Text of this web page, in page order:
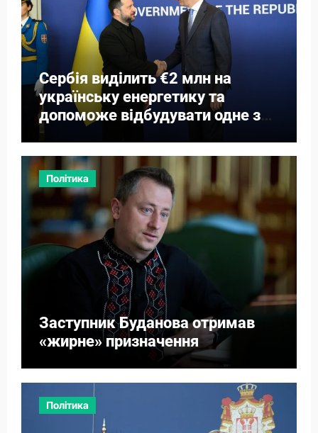
Сербія виділить €2 млн на
українську енергетику та
допоможе відбудувати одне з
міст
Політика
Заступник Буданова отримав
«жирне» призначення
Політика